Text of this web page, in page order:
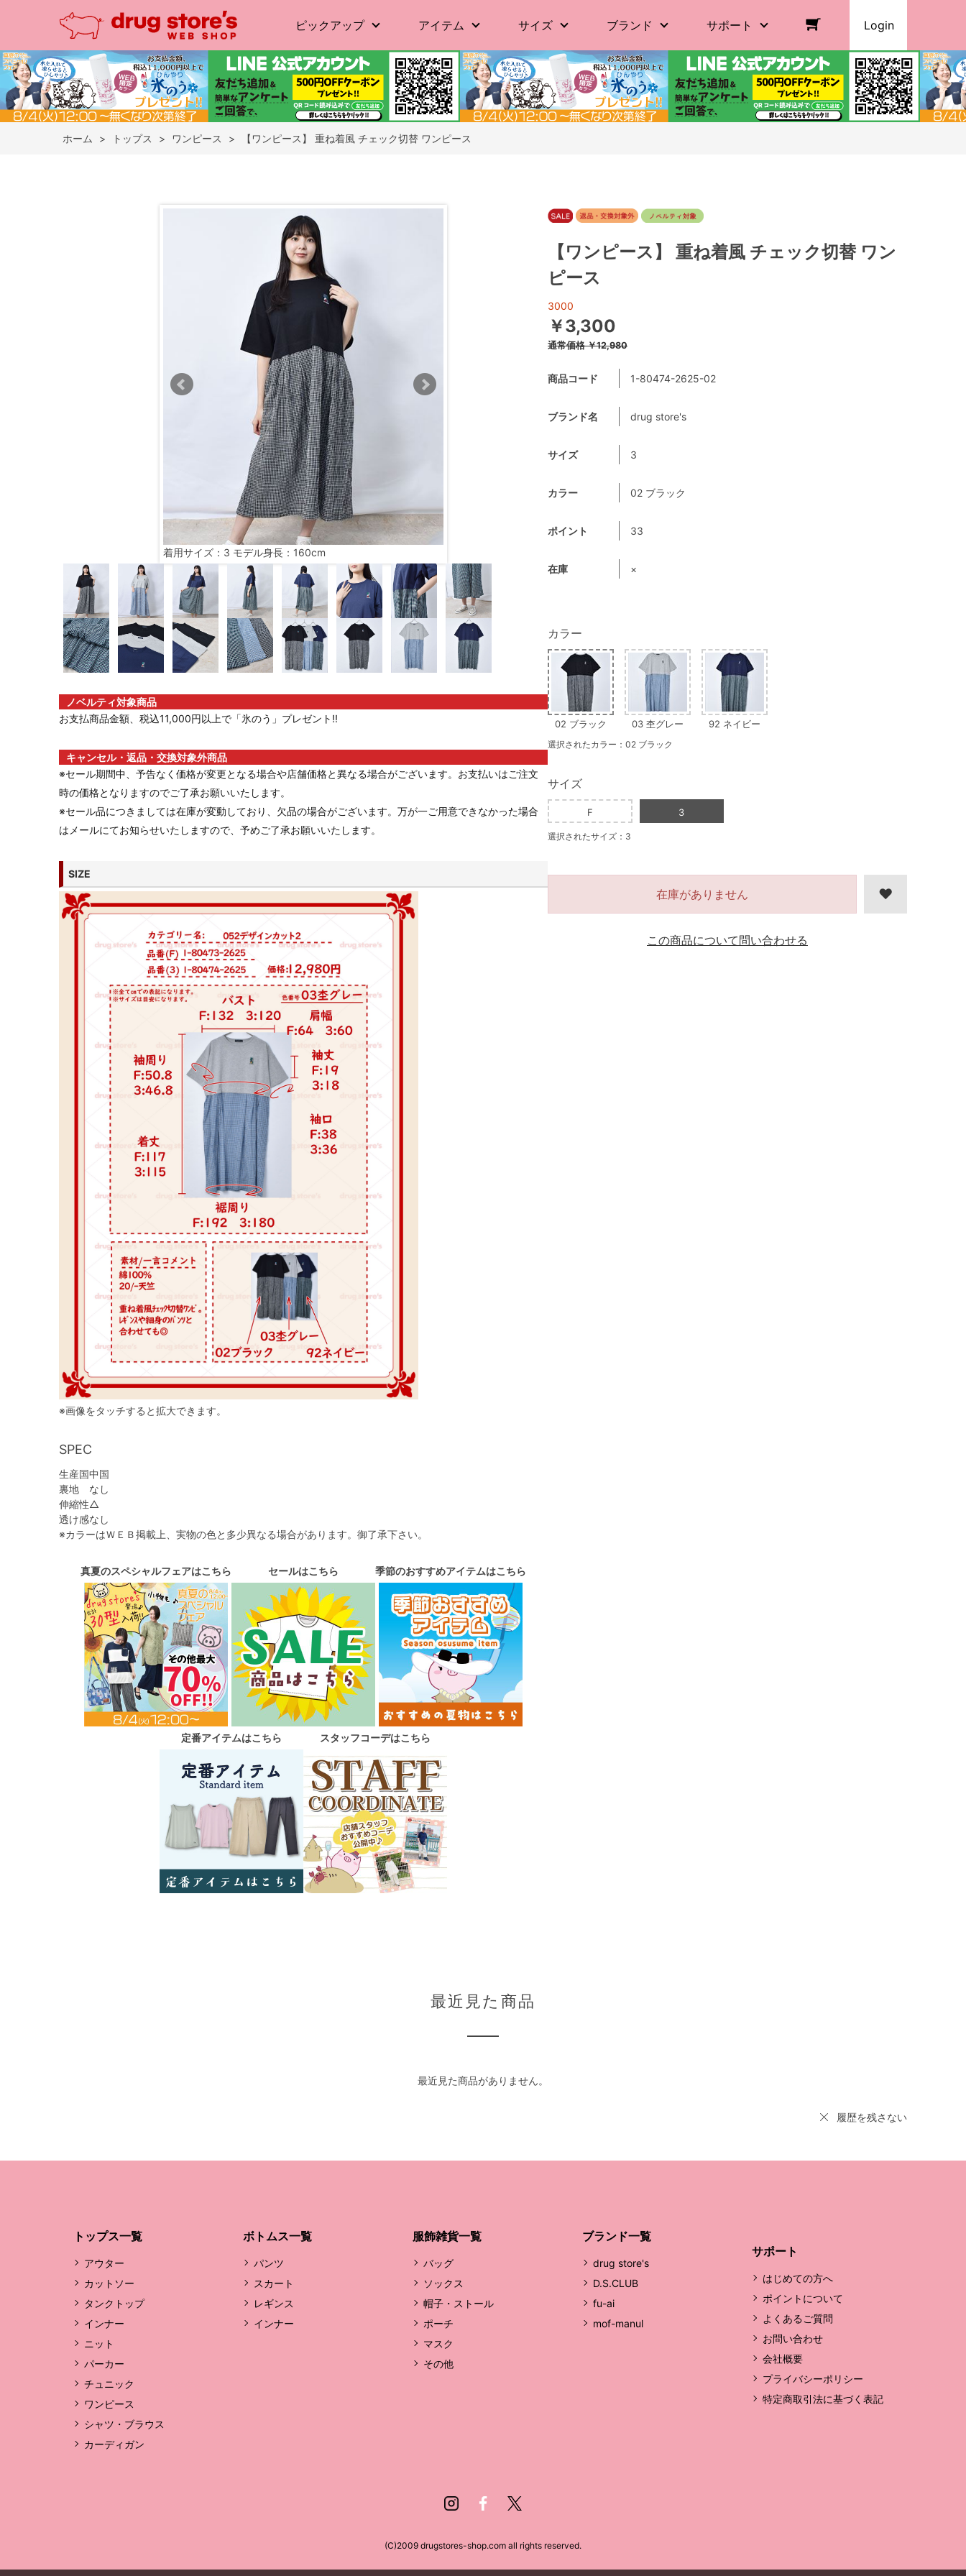
ピックアップ アイテム サイズ ブランド サポート Login
ホーム > トップス > ワンピース > 【ワンピース】 重ね着風 チェック切替 ワンピース
着用サイズ：3 モデル身長：160cm
ノベルティ対象商品
お支払商品金額、税込11,000円以上で「氷のう」プレゼント!!
キャンセル・返品・交換対象外商品
※セール期間中、予告なく価格が変更となる場合や店舗価格と異なる場合がございます。お支払いはご注文
時の価格となりますのでご了承お願いいたします。
※セール品につきましては在庫が変動しており、欠品の場合がございます。万が一ご用意できなかった場合
はメールにてお知らせいたしますので、予めご了承お願いいたします。
SIZE
※画像をタッチすると拡大できます。
SPEC
生産国中国
裏地
なし
伸縮性△
透け感なし
※カラーはＷＥＢ掲載上、実物の色と多少異なる場合があります。御了承下さい。
真夏のスペシャルフェアはこちら セールはこちら 季節のおすすめアイテムはこちら
定番アイテムはこちら スタッフコーデはこちら
【ワンピース】 重ね着風 チェック切替 ワン
ピース
3000
￥3,300
通常価格￥12,980
商品コード 1-80474-2625-02
ブランド名 drug store's
サイズ 3
カラー 02 ブラック
ポイント 33
在庫 ×
カラー
02 ブラック 03 杢グレー 92 ネイビー
選択されたカラー：02 ブラック
サイズ
F 3
選択されたサイズ：3
在庫がありません
この商品について問い合わせる
最近見た商品
最近見た商品がありません。
履歴を残さない
トップス一覧
アウター
カットソー
タンクトップ
インナー
ニット
パーカー
チュニック
ワンピース
シャツ・ブラウス
カーディガン
ボトムス一覧
パンツ
スカート
レギンス
インナー
服飾雑貨一覧
バッグ
ソックス
帽子・ストール
ポーチ
マスク
その他
ブランド一覧
drug store's
D.S.CLUB
fu-ai
mof-manul
サポート
はじめての方へ
ポイントについて
よくあるご質問
お問い合わせ
会社概要
プライバシーポリシー
特定商取引法に基づく表記
InstagramFacebook
(C)2009 drugstores-shop.com all rights reserved.